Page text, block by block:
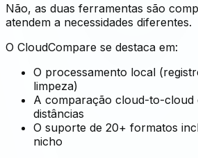
Não, as duas ferramentas são
atendem a necessidades diferentes.
O CloudCompare se destaca em:
O processamento local
limpeza)
A comparação cloud-to-cloud
distâncias
O suporte de 20+ formatos
nicho